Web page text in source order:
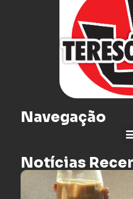
Navegação
Notícias